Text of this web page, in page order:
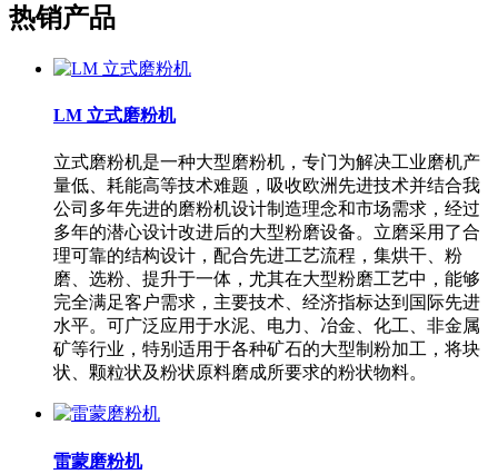
热销产品
LM 立式磨粉机
立式磨粉机是一种大型磨粉机，专门为解决工业磨机产
量低、耗能高等技术难题，吸收欧洲先进技术并结合我
公司多年先进的磨粉机设计制造理念和市场需求，经过
多年的潜心设计改进后的大型粉磨设备。立磨采用了合
理可靠的结构设计，配合先进工艺流程，集烘干、粉
磨、选粉、提升于一体，尤其在大型粉磨工艺中，能够
完全满足客户需求，主要技术、经济指标达到国际先进
水平。可广泛应用于水泥、电力、冶金、化工、非金属
矿等行业，特别适用于各种矿石的大型制粉加工，将块
状、颗粒状及粉状原料磨成所要求的粉状物料。
雷蒙磨粉机